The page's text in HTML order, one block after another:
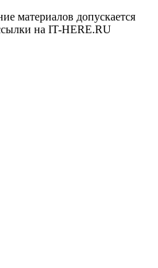
материалов допускается
на IT-HERE.RU